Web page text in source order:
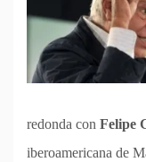
redonda con Felipe
iberoamericana de